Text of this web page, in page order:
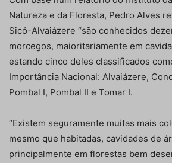
Natureza e da Floresta, Pedro Alves
Sicó-Alvaiázere “são conhecidos
morcegos, maioritariamente em
estando cinco deles classificados
Importância Nacional: Alvaiázere,
Pombal I, Pombal II e Tomar I.
“Existem seguramente muitas mais
mesmo que habitadas, cavidades de
principalmente em florestas bem